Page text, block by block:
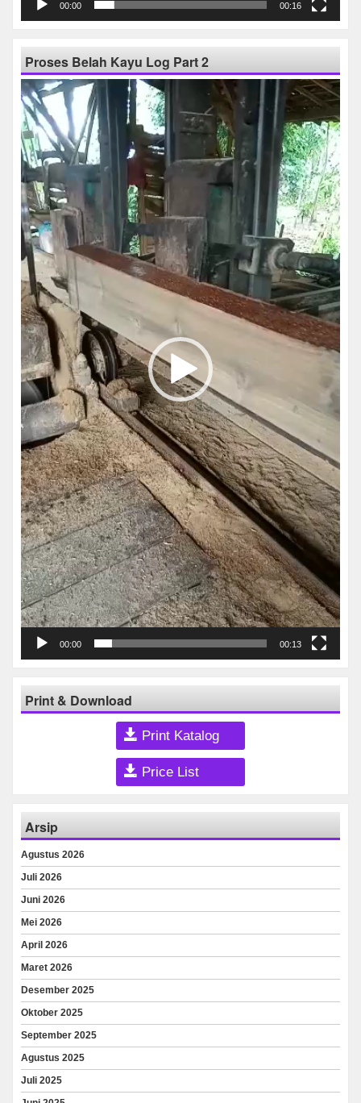
00:00 00:16
Proses Belah Kayu Log Part 2
Pemutar
Video
00:00 00:13
Print & Download
Print Katalog
Price List
Arsip
Agustus 2026
Juli 2026
Juni 2026
Mei 2026
April 2026
Maret 2026
Desember 2025
Oktober 2025
September 2025
Agustus 2025
Juli 2025